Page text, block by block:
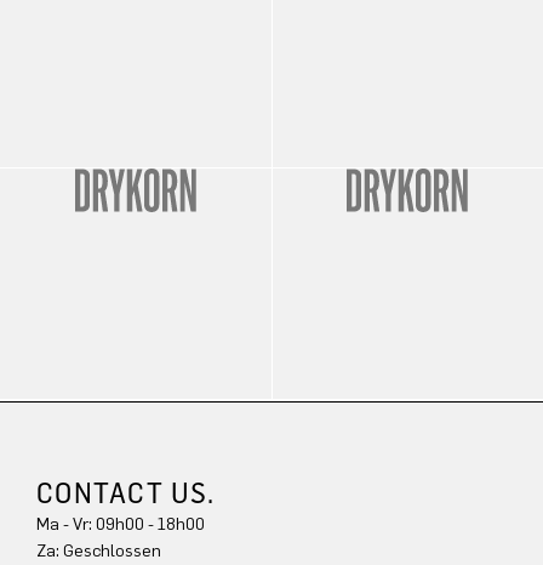
CONTACT US.
Ma - Vr: 09h00 - 18h00
Za: Geschlossen